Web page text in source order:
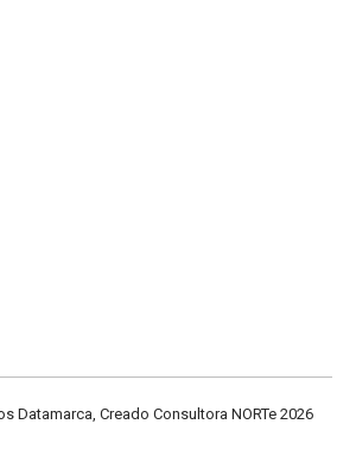
Datamarca, Creado Consultora NORTe 2026